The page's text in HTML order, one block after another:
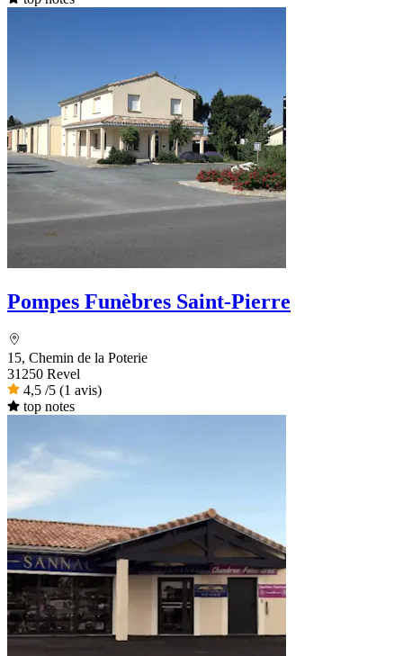
Pompes Funèbres Saint-Pierre
15, Chemin de la Poterie
31250 Revel
4,5 /5 (1 avis)
top notes